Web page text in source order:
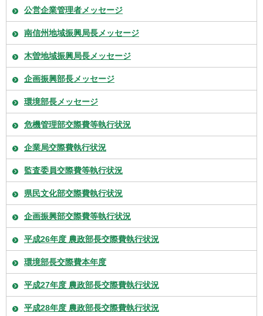
公営企業管理者メッセージ
南信州地域振興局長メッセージ
木曽地域振興局長メッセージ
企画振興部長メッセージ
環境部長メッセージ
危機管理部交際費等執行状況
企業局交際費執行状況
監査委員交際費等執行状況
県民文化部交際費執行状況
企画振興部交際費等執行状況
平成26年度 農政部長交際費執行状況
環境部長交際費本年度
平成27年度 農政部長交際費執行状況
平成28年度 農政部長交際費執行状況